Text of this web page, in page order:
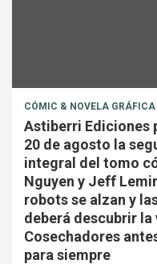
CÓMIC & NOVELA GRÁFICA
Astiberri Ediciones
20 de agosto la
integral del tomo
Nguyen y Jeff
robots se alzan y
deberá descubrir
Cosechadores
para siempre